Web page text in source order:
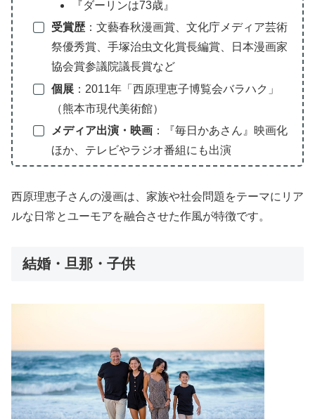
『ダーリンは73歳』
受賞歴：文藝春秋漫画賞、文化庁メディア芸術
祭優秀賞、手塚治虫文化賞長編賞、日本漫画家
協会賞参議院議長賞など
個展：2011年「西原理恵子博覧会バラハク」
（熊本市現代美術館）
メディア出演・映画：『毎日かあさん』映画化
ほか、テレビやラジオ番組にも出演
西原理恵子さんの漫画は、家族や社会問題をテーマにリア
ルな日常とユーモアを融合させた作風が特徴です。
結婚・旦那・子供